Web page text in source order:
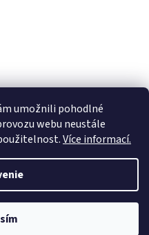
umožnili pohodlné
webu neustále
Více informací.
Shoptet
. Všetky práva vyhradené.